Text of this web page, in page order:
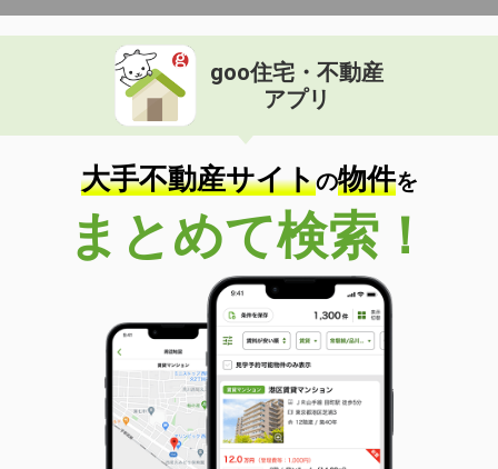
goo住宅・不動産
アプリ
大手不動産サイトの物件を
まとめて検索！